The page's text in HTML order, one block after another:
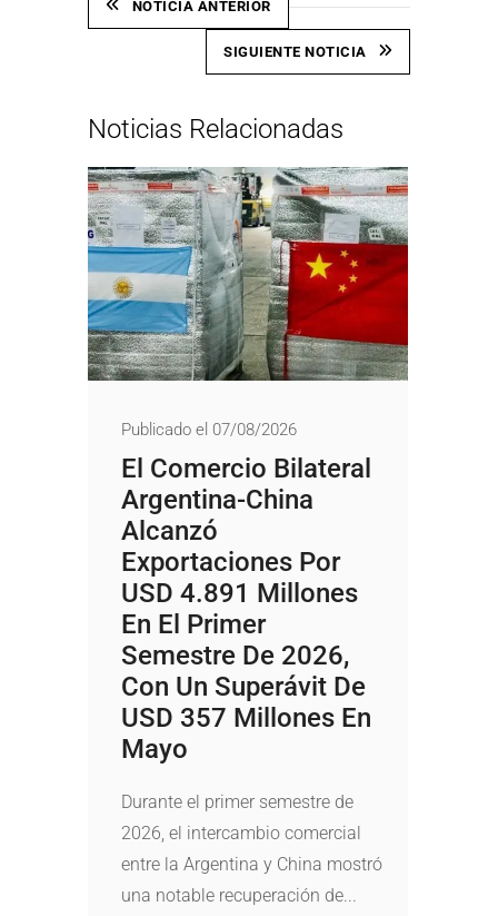
NOTICIA ANTERIOR
SIGUIENTE NOTICIA
Noticias Relacionadas
Publicado el 07/08/2026
El Comercio Bilateral
Argentina-China
Alcanzó
Exportaciones Por
USD 4.891 Millones
En El Primer
Semestre De 2026,
Con Un Superávit De
USD 357 Millones En
Mayo
Durante el primer semestre de
2026, el intercambio comercial
entre la Argentina y China mostró
una notable recuperación de...